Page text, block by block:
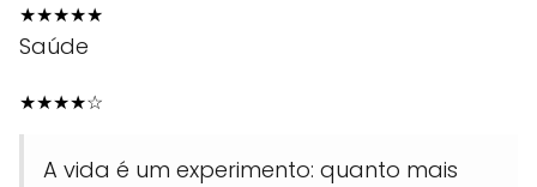
★★★★★
Saúde
★★★★☆
A vida é um experimento: quanto mais